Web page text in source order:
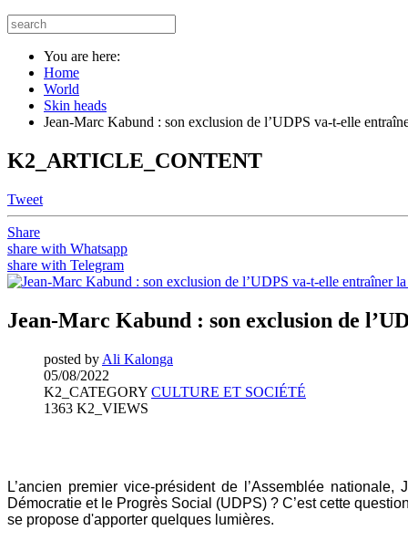
You are here:
Home
World
Skin heads
Jean-Marc Kabund : son exclusion de l’UDPS va-t-elle
K2_ARTICLE_CONTENT
Tweet
Share
share with Whatsapp
share with Telegram
Jean-Marc Kabund : son exclusion de
posted by Ali Kalonga
05/08/2022
K2_CATEGORY CULTURE ET SOCIÉTÉ
1363 K2_VIEWS
L’ancien premier vice-président de l’Assemblée
Démocratie et le Progrès Social (UDPS) ? C’est cette
se propose d'apporter quelques lumières.